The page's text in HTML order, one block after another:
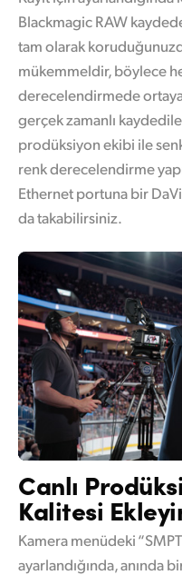
Blackmagic RAW
tam olarak
mükemmeldir, böylece
derecelendirmede
gerçek zamanlı
prodüksiyon ekibi ile
renk derecelendirme
Ethernet portuna bir
da takabilirsiniz.
Canlı
Kalitesi
Kamera menüdeki
ayarlandığında, anında